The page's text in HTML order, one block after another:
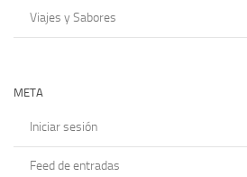
Viajes y Sabores
META
Iniciar sesión
Feed de entradas